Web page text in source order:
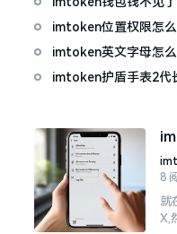
找回
imtoken位置权限怎
imtoken英文字母怎
imtoken护盾手表2代
8
就
X,